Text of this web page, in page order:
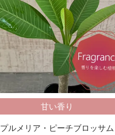
甘い香り
プルメリア・ピーチブロッサム